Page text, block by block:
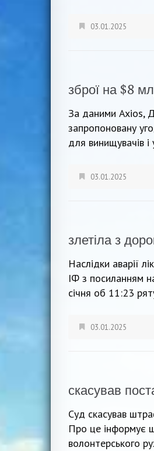
03.01.2025
зброї на $8
За даними Axios,
запропоновану
для винищувачів і
03.01.2025
злетіла з
Наслідки аварії
ІФ з посиланням
січня об 11:23
03.01.2025
скасував
Суд скасував
Про це інформує
волонтерського